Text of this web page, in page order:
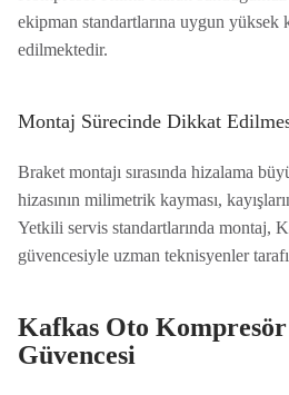
ekipman standartlarına uygun yüksek
edilmektedir.
Montaj Sürecinde Dikkat
Braket montajı sırasında hizalama
hizasının milimetrik kayması,
Yetkili servis standartlarında montaj,
güvencesiyle uzman teknisyenler
Kafkas Oto
Güvencesi